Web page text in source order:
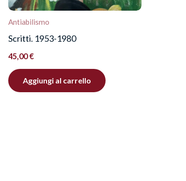
Antiabilismo
Scritti. 1953-1980
45,00€
Aggiungi al carrello